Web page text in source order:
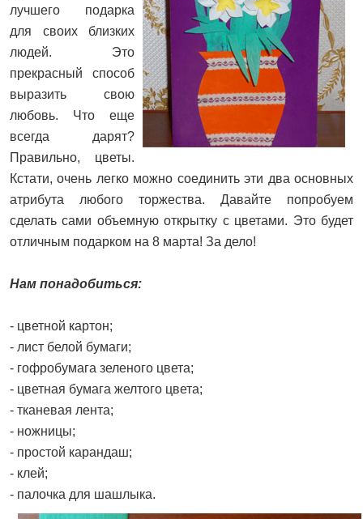
лучшего подарка
для своих близких
людей. Это
прекрасный способ
выразить свою
любовь. Что еще
всегда дарят?
Правильно, цветы.
Кстати, очень легко можно соединить эти два основных
атрибута любого торжества. Давайте попробуем
сделать сами объемную открытку с цветами. Это будет
отличным подарком на 8 марта! За дело!
Нам понадобиться:
- цветной картон;
- лист белой бумаги;
- гофробумага зеленого цвета;
- цветная бумага желтого цвета;
- тканевая лента;
- ножницы;
- простой карандаш;
- клей;
- палочка для шашлыка.